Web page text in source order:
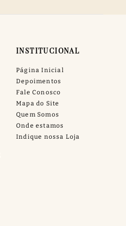
INSTITUCIONAL
Página Inicial
Depoimentos
Fale Conosco
Mapa do Site
Quem Somos
Onde estamos
Indique nossa Loja